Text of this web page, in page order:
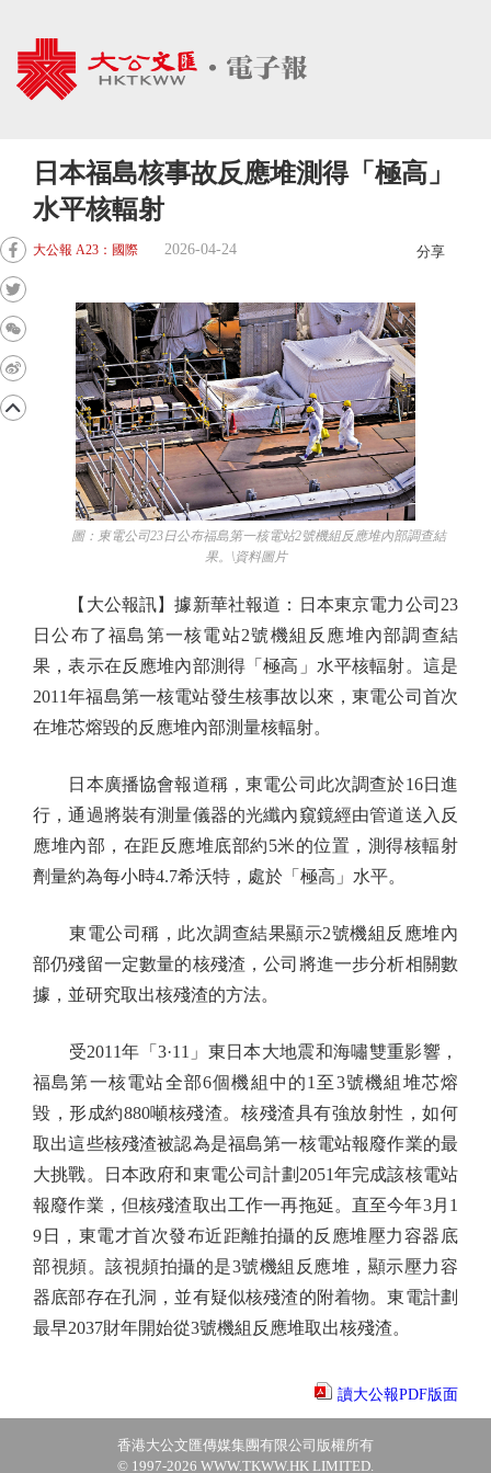
日本福島核事故反應堆測得「極高」
水平核輻射
大公報 A23：國際 2026-04-24 分享
圖：東電公司23日公布福島第一核電站2號機組反應堆內部調查結
果。\資料圖片
【大公報訊】據新華社報道：日本東京電力公司23
日公布了福島第一核電站2號機組反應堆內部調查結
果，表示在反應堆內部測得「極高」水平核輻射。這是
2011年福島第一核電站發生核事故以來，東電公司首次
在堆芯熔毀的反應堆內部測量核輻射。
日本廣播協會報道稱，東電公司此次調查於16日進
行，通過將裝有測量儀器的光纖內窺鏡經由管道送入反
應堆內部，在距反應堆底部約5米的位置，測得核輻射
劑量約為每小時4.7希沃特，處於「極高」水平。
東電公司稱，此次調查結果顯示2號機組反應堆內
部仍殘留一定數量的核殘渣，公司將進一步分析相關數
據，並研究取出核殘渣的方法。
受2011年「3·11」東日本大地震和海嘯雙重影響，
福島第一核電站全部6個機組中的1至3號機組堆芯熔
毀，形成約880噸核殘渣。核殘渣具有強放射性，如何
取出這些核殘渣被認為是福島第一核電站報廢作業的最
大挑戰。日本政府和東電公司計劃2051年完成該核電站
報廢作業，但核殘渣取出工作一再拖延。直至今年3月1
9日，東電才首次發布近距離拍攝的反應堆壓力容器底
部視頻。該視頻拍攝的是3號機組反應堆，顯示壓力容
器底部存在孔洞，並有疑似核殘渣的附着物。東電計劃
最早2037財年開始從3號機組反應堆取出核殘渣。
讀大公報PDF版面
香港大公文匯傳媒集團有限公司版權所有
© 1997-2026 WWW.TKWW.HK LIMITED.